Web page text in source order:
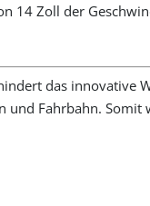
14 Zoll der
das innovative
und Fahrbahn.